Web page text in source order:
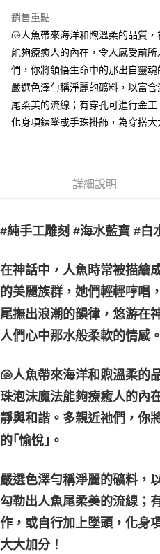
悠遊付
ATM付款
全家取貨付款
每筆NT$80，滿NT$3,000(含以上)
賣家宅配幫您送（台灣）
郵局幫你送（離島）
免運費
銷售重點
🐚人魚帶來海洋和煦溫柔的品質
能夠療癒人的內在，令人感受前
們，你將領悟生命中的那出自靈魂
嚴選色澤勻稱淨麗的礦料，以富
尾柔美的流線；有穿孔可進行金
化身項鍊墜或手珠掛飾，為穿搭大
詳細說明
#純手工雕刻 #海水藍寶 #白
在神話中，人魚時常被描繪
的美麗族群，她們輕輕哼唱
尾撫出浪潮的韻律，悠游在
人們心中那水般柔軟的情感。
🐚人魚帶來海洋和煦溫柔的
珠泡沫魔法能夠療癒人的內
靜與和諧。多親近祂們，你
的｢愉悅｣。
嚴選色澤勻稱淨麗的礦料，
勾勒出人魚尾柔美的流線；
作，或自行加上墜頭，化身
大大加分！